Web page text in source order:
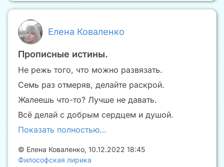
Елена Коваленко
Прописные истины.
Не режь того, что можно развязать.
Семь раз отмеряв, делайте раскрой.
Жалеешь что-то? Лучше не давать.
Всё делай с добрым сердцем и душой.
Показать полностью…
© Елена Коваленко, 10.12.2022 18:45
Философская лирика